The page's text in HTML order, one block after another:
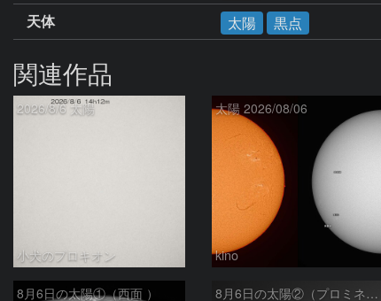
天体
太陽 黒点
関連作品
2026/8/6 太陽
小犬のプロキオン
太陽 2026/08/06
kino
8月6日の太陽①（西面 ） 8月6日の太陽②（プロミネン北東縁 ）